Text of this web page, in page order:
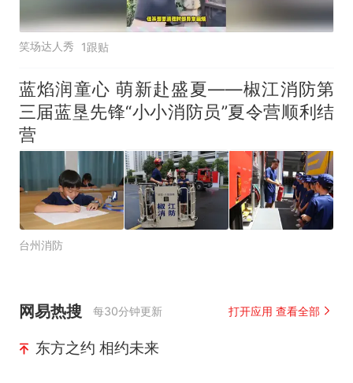
笑场达人秀 1跟贴
蓝焰润童心 萌新赴盛夏——椒江消防第
三届蓝垦先锋“小小消防员”夏令营顺利结
营
台州消防
网易热搜 每30分钟更新 打开应用 查看全部
东方之约 相约未来